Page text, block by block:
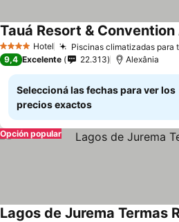
4 EstrellasHotel Piscinas climatizadas para
Tauá Resort & Convention
9,4 Excelente 22.313 Alexânia
Seleccioná las fechas para ver los
precios exactos
Opción popular
Lagos de Jurema Termas